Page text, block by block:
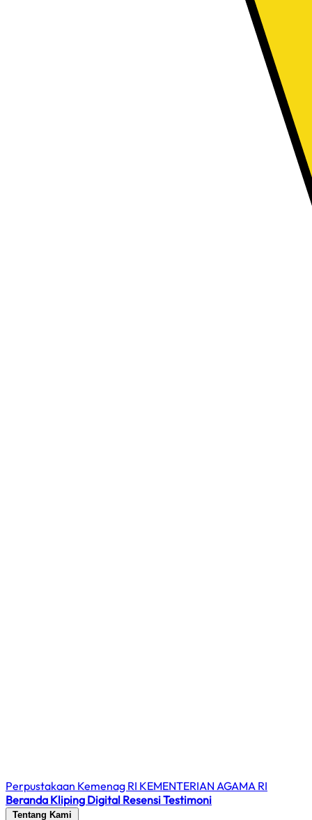
Perpustakaan Kemenag RI KEMENTERIAN AGAMA RI
Beranda Kliping Digital ResensiTestimoni
Tentang Kami